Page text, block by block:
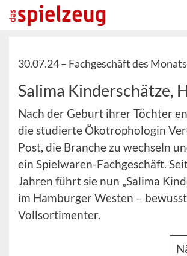
30.07.24 – Fachgeschäft des Monats
Salima Kinderschätze,
Nach der Geburt ihrer Töchter
die studierte Ökotrophologin
Post, die Branche zu wechseln
ein Spielwaren-Fachgeschäft.
Jahren führt sie nun „Salima
im Hamburger Westen –
Vollsortimenter.